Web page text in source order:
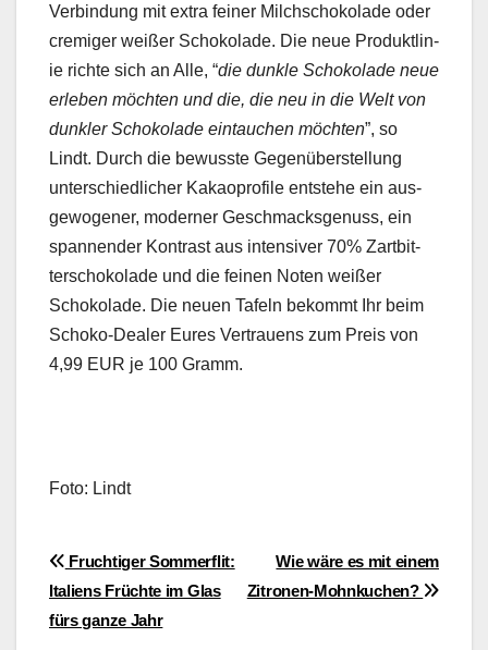
Verbindung mit extra fein­er Milch­schoko­lade oder
cremiger weißer Schoko­lade. Die neue Pro­duk­tlin­
ie richte sich an Alle, “die dun­kle Schoko­lade neue
erleben möcht­en und die, die neu in die Welt von
dun­kler Schoko­lade ein­tauchen möcht­en”, so
Lindt. Durch die bewusste Gegenüber­stel­lung
unter­schiedlich­er Kakao­pro­file entste­he ein aus­
ge­wo­gen­er, mod­ern­er Geschmacks­genuss, ein
span­nen­der Kon­trast aus inten­siv­er 70% Zart­bit­
ter­schoko­lade und die feinen Noten weißer
Schoko­lade. Die neuen Tafeln bekommt Ihr beim
Schoko-Deal­er Eures Ver­trauens zum Preis von
4,99 EUR je 100 Gramm.
Foto: Lindt
Beitragsnavigation
Wie wäre es mit einem
Zitronen-Mohnkuchen?
Fruchtiger Sommerflit:
Italiens Früchte im Glas
fürs ganze Jahr